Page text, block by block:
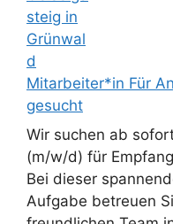
Mitarbeiter*in Für
gesucht
Wir suchen ab
(m/w/d) für
Bei dieser
Aufgabe betreuen